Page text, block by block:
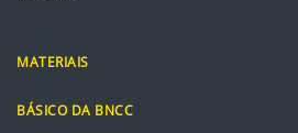
MATERIAIS
BÁSICO DA BNCC